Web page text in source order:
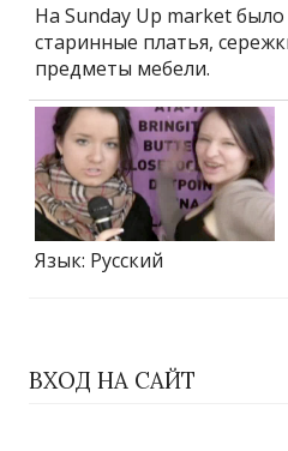
На Sunday Up market
старинные платья,
предметы мебели.
Язык: Русский
ВХОД НА САЙТ